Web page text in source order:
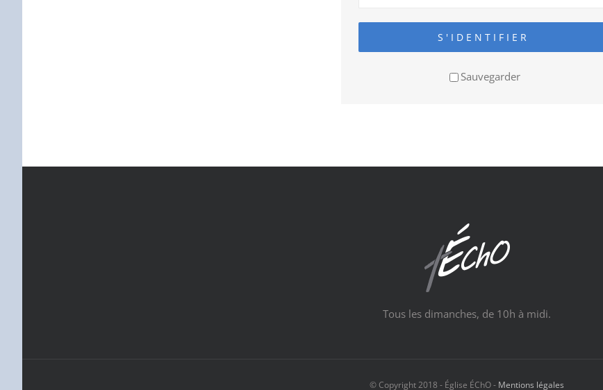
S'IDENTIFIER
Sauvegarder
Tous les dimanches, de 10h à midi.
© Copyright 2018 - Église ÉChO - Mentions légales